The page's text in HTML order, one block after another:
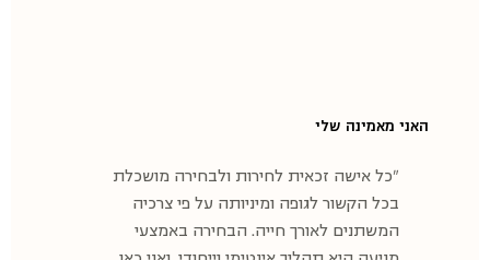
האני מאמינה שלי
"כל אישה זכאית לחירות ולבחירה מושכלת
בכל הקשור לגופה ומיניותה על פי צרכיה
המשתנים לאורך חייה. הבחירה באמצעי